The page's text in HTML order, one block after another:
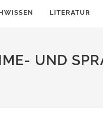
LITERATUR
UND